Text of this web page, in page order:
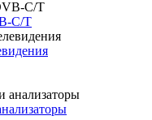
C/T